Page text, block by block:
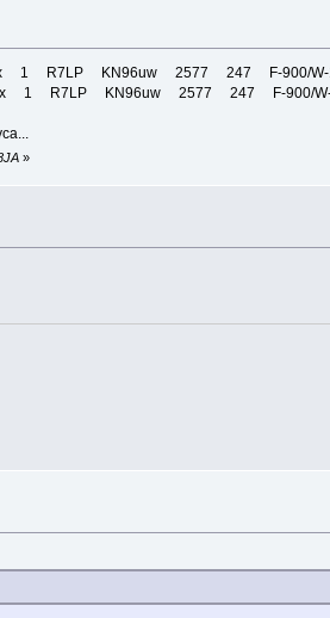
1 R7LP KN96uw 2577 247 F-900/W-
1 R7LP KN96uw 2577 247 F-900/
»